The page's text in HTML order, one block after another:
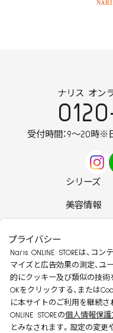
ナリス オン
受付時間：9～20時※
シリーズ
美容情報
安心して安全
特定商取引法
個人情報
プライバシー
Naris ONLINE STOREは、コ
マイズと広告効果の測定、ユ
的にクッキー及び類似の技術
OKをクリックする、または
に本サイトのご利用を継続さ
ONLINE STOREの個人情報保護
とみなされます。設定の変更